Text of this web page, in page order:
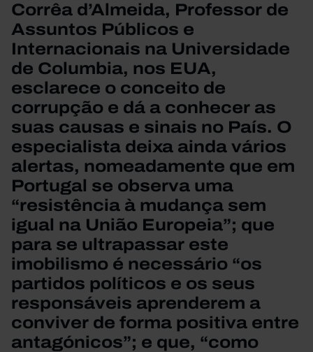
Corrêa d’Almeida, Professor de
Assuntos Públicos e
Internacionais na Universidade
de Columbia, nos EUA,
esclarece o conceito de
corrupção e dá a conhecer as
suas causas e sinais no País. O
especialista deixa ainda vários
alertas, nomeadamente que em
Portugal se observa uma
“resistência à mudança sem
igual na União Europeia”; que
para se ultrapassar este
imobilismo é necessário “os
partidos políticos e os seus
responsáveis aprenderem a
conviver de forma positiva entre
antagónicos”; e que, “como